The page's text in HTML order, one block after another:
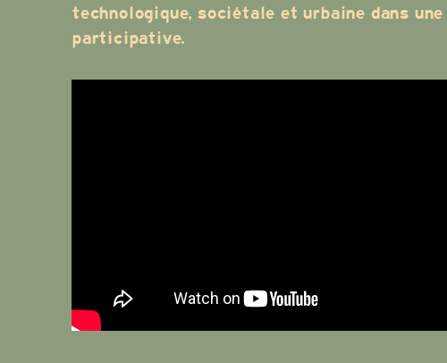
technologique, sociétale et urbaine dans
participative.